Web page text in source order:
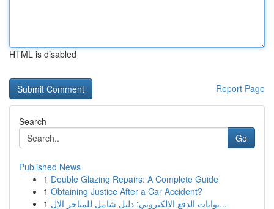
HTML is disabled
Report Page
Search
Go
Published News
1 Double Glazing Repairs: A Complete Guide
1 Obtaining Justice After a Car Accident?
1
بوابات الدفع الإلكتروني: دليل شامل للمتاجر الإل...